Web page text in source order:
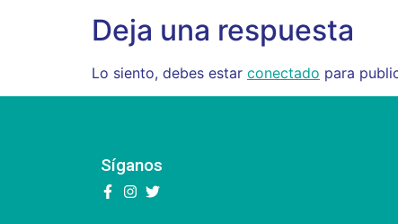
Deja una respuesta
Lo siento, debes estar conectado para
Síganos